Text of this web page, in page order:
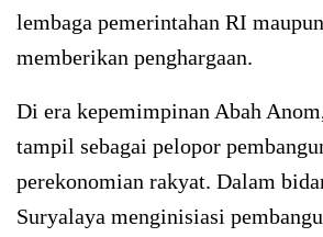
lembaga pemerintahan RI
memberikan penghargaan.
Di era kepemimpinan Abah
tampil sebagai pelopor
perekonomian rakyat. Dalam
Suryalaya menginisiasi